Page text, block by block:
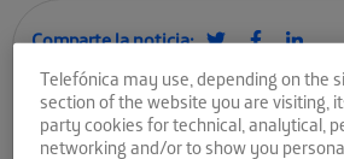
Comparte la noticia:
TactilePay deja
el sector de la
Telefónica may use, depending on the
section of the website you are visiting,
party cookies for technical, analytical,
networking and/or to show you